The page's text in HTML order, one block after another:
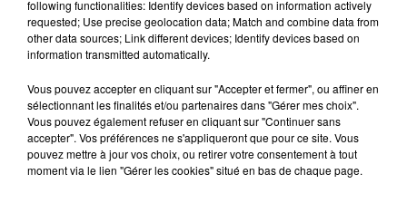
7 août 2026
dans son nouveau clip
7 août 2026
Madonna sort enfin le remix de « Love
Sensation » avec Kylie Minogue
following functionalities: Identify devices based on information actively
requested; Use precise geolocation data; Match and combine data from
other data sources; Link different devices; Identify devices based on
information transmitted automatically.
Vous pouvez accepter en cliquant sur "Accepter et fermer", ou affiner en
sélectionnant les finalités et/ou partenaires dans "Gérer mes choix".
Vous pouvez également refuser en cliquant sur "Continuer sans
accepter". Vos préférences ne s'appliqueront que pour ce site. Vous
pouvez mettre à jour vos choix, ou retirer votre consentement à tout
moment via le lien "Gérer les cookies" situé en bas de chaque page.